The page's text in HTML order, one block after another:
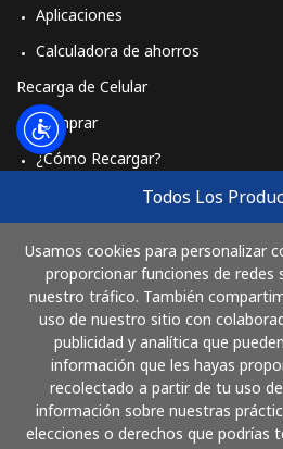
Todos Los
Usamos cookies para personalizar
proporcionar funciones de redes
nuestro tráfico. También
uso de nuestro sitio con
publicidad y analítica que
información que les hayas
recolectado a partir de tu uso
información sobre nuestras
elecciones o derechos que podrías
Aplicaciones
Calculadora de ahorros
Recarga de Celular
Comprar
¿Cómo Recargar?
Comprar
Cómo funciona
Paga con